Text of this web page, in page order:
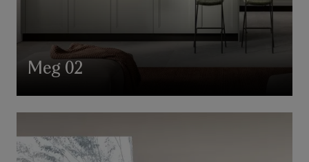
Meg 02